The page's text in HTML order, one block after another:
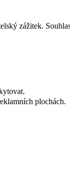
zážitek.
plochách.